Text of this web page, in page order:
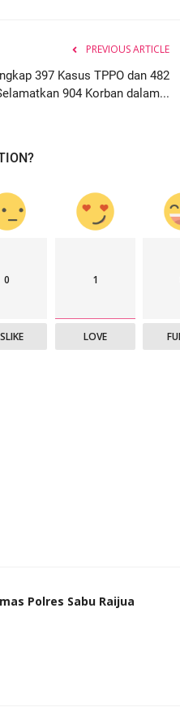
PREVIOUS ARTICLE
397 Kasus TPPO dan 482
904 Korban dalam...
0 1
LOVE
Polres Sabu Raijua